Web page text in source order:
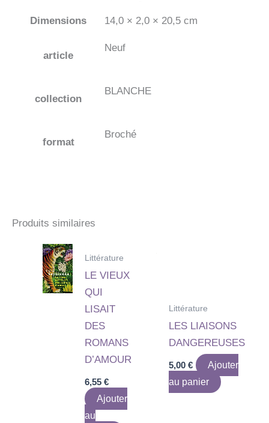
Dimensions 14,0 × 2,0 × 20,5 cm
article
Neuf
collection
BLANCHE
format
Broché
Produits similaires
Littérature
LE VIEUX
QUI
LISAIT
DES
ROMANS
D’AMOUR
6,55€
Ajouter
au
Littérature
LES LIAISONS
DANGEREUSES
5,00 €
Ajouter
au panier